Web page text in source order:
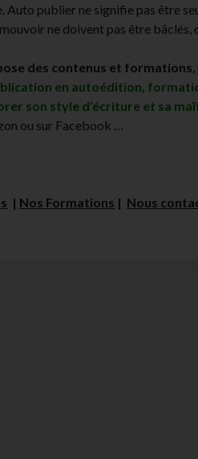
Auto publier ne signifie pas être
ne doivent pas être bâclés,
des contenus et formations
en autoédition,
son style d’écriture et sa
ou sur Facebook …
| Nos Formations | Nous